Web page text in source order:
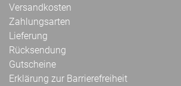
Versandkosten
Zahlungsarten
Lieferung
Rücksendung
Gutscheine
Erklärung zur Barrierefreiheit